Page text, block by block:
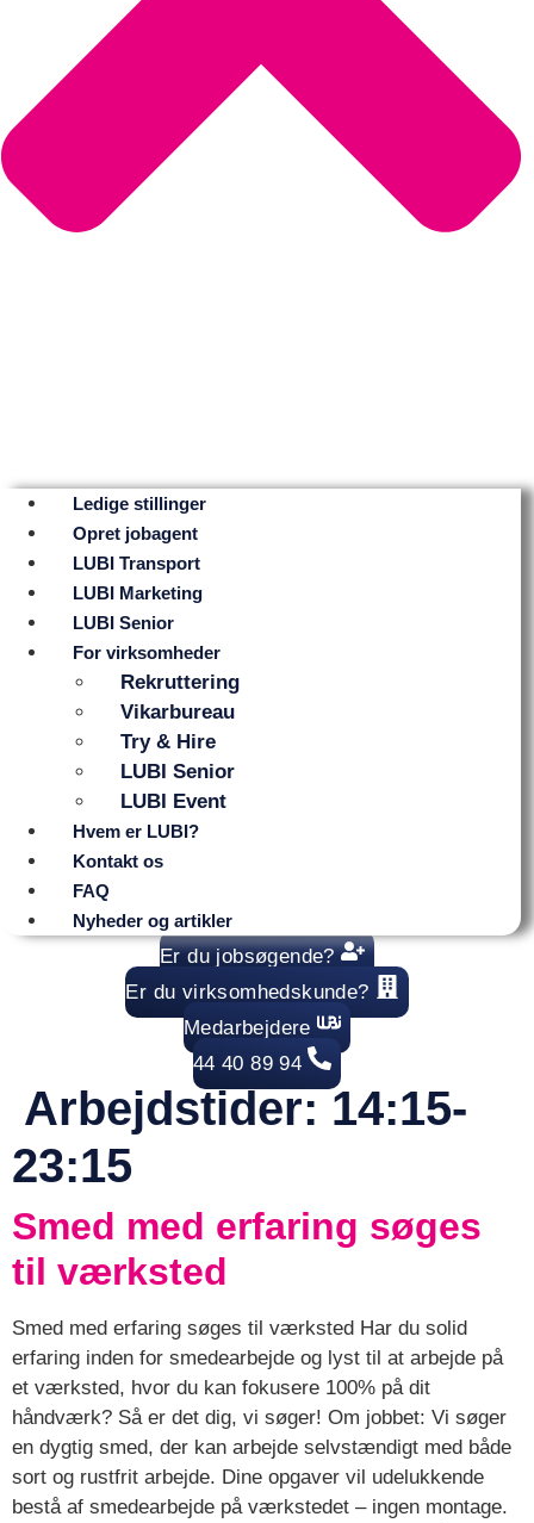
Ledige stillinger
Opret jobagent
LUBI Transport
LUBI Marketing
LUBI Senior
For virksomheder
Rekruttering
Vikarbureau
Try & Hire
LUBI Senior
LUBI Event
Hvem er LUBI?
Kontakt os
FAQ
Nyheder og artikler
Er du jobsøgende?
Er du virksomhedskunde?
Medarbejdere
44 40 89 94
Arbejdstider: 14:15-
23:15
Smed med erfaring søges
til værksted
Smed med erfaring søges til værksted Har du solid
erfaring inden for smedearbejde og lyst til at arbejde på
et værksted, hvor du kan fokusere 100% på dit
håndværk? Så er det dig, vi søger! Om jobbet: Vi søger
en dygtig smed, der kan arbejde selvstændigt med både
sort og rustfrit arbejde. Dine opgaver vil udelukkende
bestå af smedearbejde på værkstedet – ingen montage.